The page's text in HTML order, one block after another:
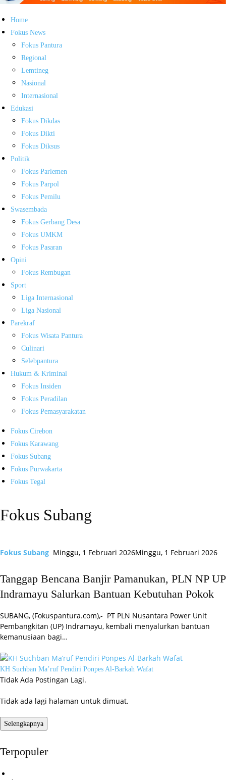
Home
Fokus News
Fokus Pantura
Regional
Lemtineg
Nasional
Internasional
Edukasi
Fokus Dikdas
Fokus Dikti
Fokus Diksus
Politik
Fokus Parlemen
Fokus Parpol
Fokus Pemilu
Swasembada
Fokus Gerbang Desa
Fokus UMKM
Fokus Pasaran
Opini
Fokus Rembugan
Sport
Liga Internasional
Liga Nasional
Parekraf
Fokus Wisata Pantura
Culinari
Selebpantura
Hukum & Kriminal
Fokus Insiden
Fokus Peradilan
Fokus Pemasyarakatan
Fokus Cirebon
Fokus Karawang
Fokus Subang
Fokus Purwakarta
Fokus Tegal
Fokus Subang
Fokus Subang Minggu, 1 Februari 2026Minggu, 1 Februari 2026
Tanggap Bencana Banjir Pamanukan, PLN NP UP
Indramayu Salurkan Bantuan Kebutuhan Pokok
SUBANG, (Fokuspantura.com),- PT PLN Nusantara Power Unit
Pembangkitan (UP) Indramayu, kembali menyalurkan bantuan
kemanusiaan bagi…
KH Suchban Ma’ruf Pendiri Ponpes Al-Barkah Wafat
Tidak Ada Postingan Lagi.
Tidak ada lagi halaman untuk dimuat.
Selengkapnya
Terpopuler